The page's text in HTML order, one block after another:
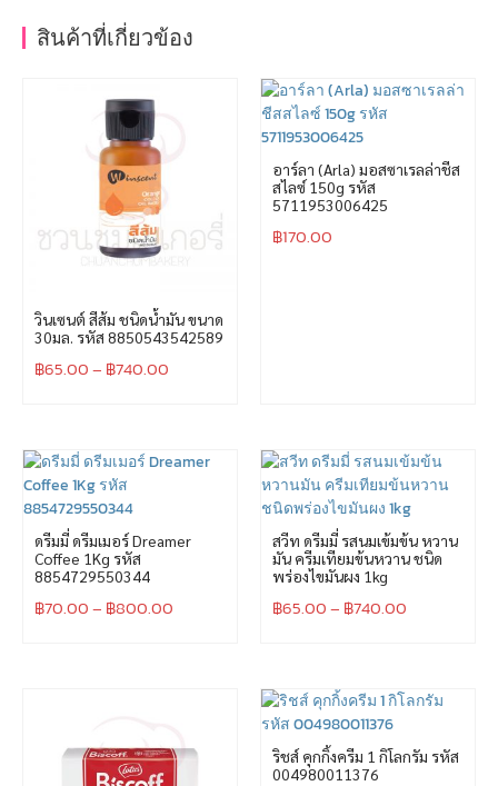
สินค้าที่เกี่ยวข้อง
วินเซนต์ สีส้ม ชนิดน้ำมัน ขนาด
30มล. รหัส 8850543542589
฿65.00– ฿740.00
อาร์ลา (Arla) มอสซาเรลล่าชีส
สไลซ์ 150g รหัส
5711953006425
฿170.00
ดรีมมี่ ดรีมเมอร์ Dreamer
Coffee 1Kg รหัส
8854729550344
฿70.00– ฿800.00
สวีท ดรีมมี่ รสนมเข้มข้น หวาน
มัน ครีมเทียมข้นหวาน ชนิด
พร่องไขมันผง 1kg
฿65.00– ฿740.00
ริชส์ คุกกิ้งครีม 1 กิโลกรัม รหัส
004980011376